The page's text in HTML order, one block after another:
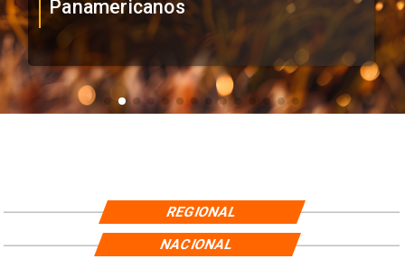
Panamericanos
REGIONAL
NACIONAL